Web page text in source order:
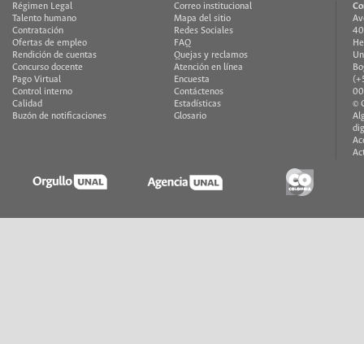
Régimen Legal
Talento humano
Contratación
Ofertas de empleo
Rendición de cuentas
Concurso docente
Pago Virtual
Control interno
Calidad
Buzón de notificaciones
Correo institucional
Mapa del sitio
Redes Sociales
FAQ
Quejas y reclamos
Atención en línea
Encuesta
Contáctenos
Estadísticas
Glosario
©